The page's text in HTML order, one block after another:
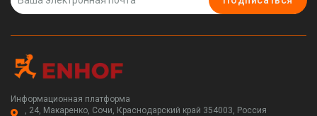
Информационная платформа
, 24, Макаренко, Сочи, Краснодарский край 354003, Россия